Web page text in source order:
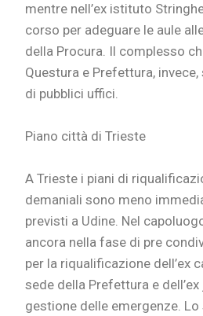
mentre nell’ex istituto
corso per adeguare le aule
della Procura. Il complesso
Questura e Prefettura,
di pubblici uffici.
Piano città di Trieste
A Trieste i piani di
demaniali sono meno
previsti a Udine. Nel
ancora nella fase di pre
per la riqualificazione dell’ex
sede della Prefettura e
gestione delle emergenze.